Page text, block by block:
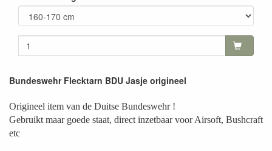
Bundeswehr Flecktarn BDU Jasje origineel
Origineel item van de Duitse Bundeswehr !
Gebruikt maar goede staat, direct inzetbaar voor Airsoft, Bushcraft
etc